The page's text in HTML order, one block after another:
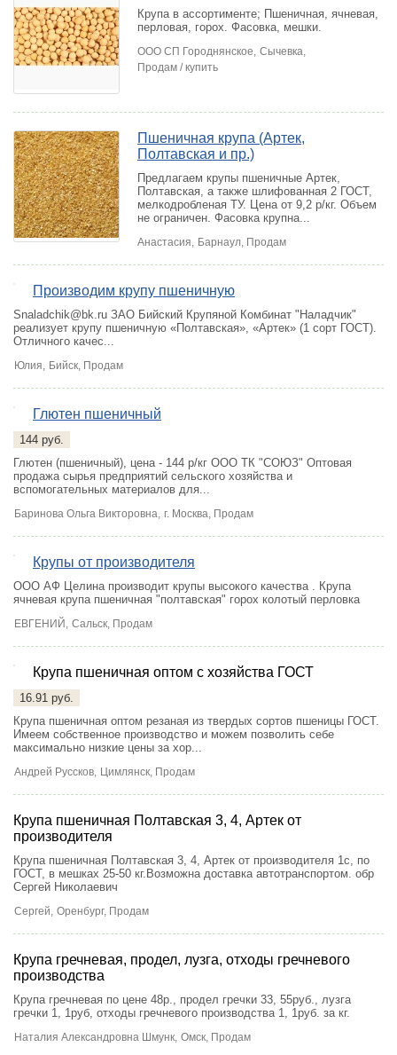
Крупа в ассортименте; Пшеничная, ячневая,
перловая, горох. Фасовка, мешки.
ООО СП Городнянское, Сычевка,
Продам / купить
Пшеничная крупа (Артек,
Полтавская и пр.)
Предлагаем крупы пшеничные Артек,
Полтавская, а также шлифованная 2 ГОСТ,
мелкодробленая ТУ. Цена от 9,2 р/кг. Объем
не ограничен. Фасовка крупна...
Анастасия, Барнаул, Продам
Производим крупу пшеничную
Snaladchik@bk.ru ЗАО Бийский Крупяной Комбинат "Наладчик"
реализует крупу пшеничную «Полтавская», «Артек» (1 сорт ГОСТ).
Отличного качес...
Юлия, Бийск, Продам
Глютен пшеничный
144 руб.
Глютен (пшеничный), цена - 144 р/кг ООО ТК "СОЮЗ" Оптовая
продажа сырья предприятий сельского хозяйства и
вспомогательных материалов для...
Баринова Ольга Викторовна, г. Москва, Продам
Крупы от производителя
ООО АФ Целина производит крупы высокого качества . Крупа
ячневая крупа пшеничная "полтавская" горох колотый перловка
ЕВГЕНИЙ, Сальск, Продам
Крупа пшеничная оптом с хозяйства ГОСТ
16.91 руб.
Крупа пшеничная оптом резаная из твердых сортов пшеницы ГОСТ.
Имеем собственное производство и можем позволить себе
максимально низкие цены за хор...
Андрей Руссков, Цимлянск, Продам
Крупа пшеничная Полтавская 3, 4, Артек от
производителя
Крупа пшеничная Полтавская 3, 4, Артек от производителя 1с, по
ГОСТ, в мешках 25-50 кг.Возможна доставка автотранспортом. обр
Сергей Николаевич
Сергей, Оренбург, Продам
Крупа гречневая, продел, лузга, отходы гречневого
производства
Крупа гречневая по цене 48р., продел гречки 33, 55руб., лузга
гречки 1, 1руб, отходы гречневого производства 1, 1руб. за кг.
Наталия Александровна Шмунк, Омск, Продам